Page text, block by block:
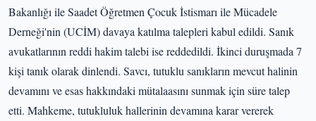
Bakanlığı ile Saadet Öğretmen Çocuk İstismarı ile Mücadele
Derneği'nin (UCİM) davaya katılma talepleri kabul edildi. Sanık
avukatlarının reddi hakim talebi ise reddedildi. İkinci duruşmada 7
kişi tanık olarak dinlendi. Savcı, tutuklu sanıkların mevcut halinin
devamını ve esas hakkındaki mütalaasını sunmak için süre talep
etti. Mahkeme, tutukluluk hallerinin devamına karar vererek